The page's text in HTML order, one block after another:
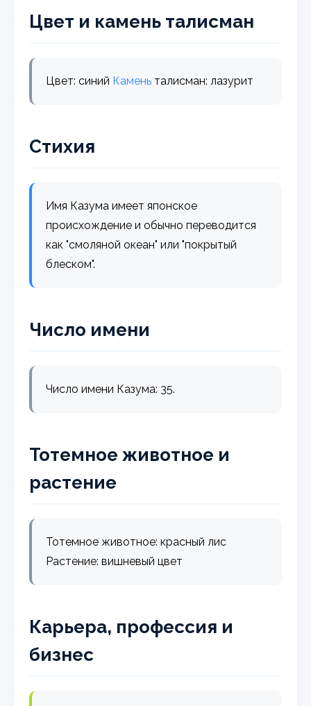
Цвет и камень талисман
Цвет: синий Камень талисман: лазурит
Стихия
Имя Казума имеет японское
происхождение и обычно переводится
как "смоляной океан" или "покрытый
блеском".
Число имени
Число имени Казума: 35.
Тотемное животное и
растение
Тотемное животное: красный лис
Растение: вишневый цвет
Карьера, профессия и
бизнес